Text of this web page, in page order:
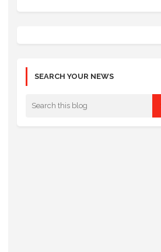
SEARCH YOUR NEWS